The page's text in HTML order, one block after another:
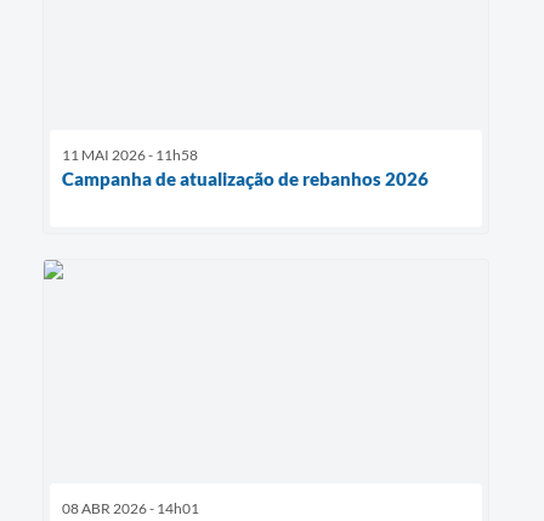
11 MAI 2026 - 11h58
Campanha de atualização de rebanhos 2026
08 ABR 2026 - 14h01